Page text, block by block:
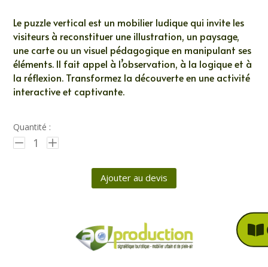
Le puzzle vertical est un mobilier ludique qui invite les
visiteurs à reconstituer une illustration, un paysage,
une carte ou un visuel pédagogique en manipulant ses
éléments. Il fait appel à l’observation, à la logique et à
la réflexion. Transformez la découverte en une activité
interactive et captivante.
Quantité :
1
Ajouter au devis